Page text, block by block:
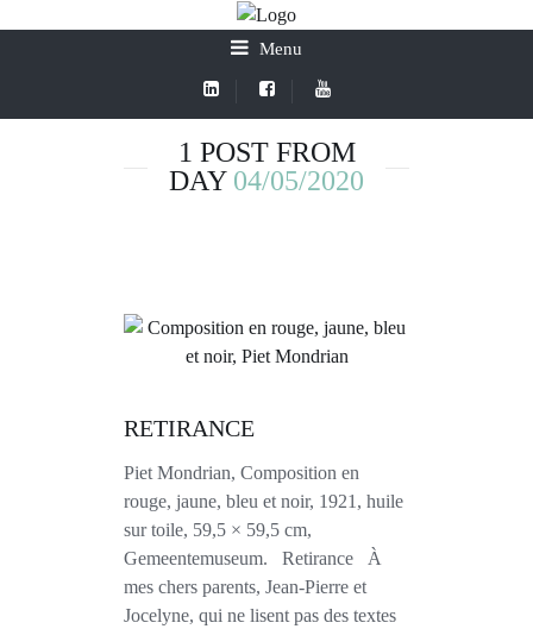
Menu
1 POST FROM
DAY 04/05/2020
RETIRANCE
Piet Mondrian, Composition en
rouge, jaune, bleu et noir, 1921, huile
sur toile, 59,5 × 59,5 cm,
Gemeentemuseum. Retirance À
mes chers parents, Jean-Pierre et
Jocelyne, qui ne lisent pas des textes